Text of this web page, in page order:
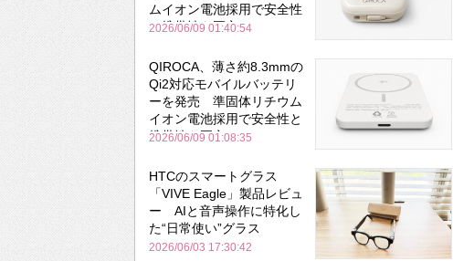
ムイオン電池採用で安全性
と携帯性を両立
2026/06/09 01:40:54
QIROCA、薄さ約8.3mmの
Qi2対応モバイルバッテリ
ーを発売 準固体リチウム
イオン電池採用で安全性と
携帯性を両立
2026/06/09 01:08:35
HTCのスマートグラス
「VIVE Eagle」製品レビュ
ー AIと音声操作に特化し
た“日常使い”グラス
2026/06/03 17:30:42